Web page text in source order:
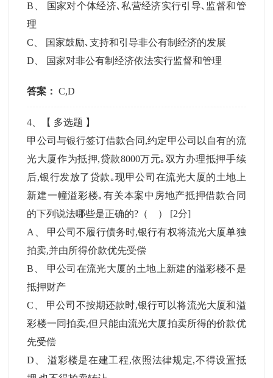
B
国家对个体经济､私营经济实行引导､监督和管
理
C
国家鼓励､支持和引导非公有制经济的发展
D
国家对非公有制经济依法实行监督和管理
答案： C,D
4 、【 多选题 】
甲公司与银行签订借款合同,约定甲公司以自有的流
光大厦作为抵押,贷款8000万元｡双方办理抵押手续
后,银行发放了贷款｡现甲公司在流光大厦的土地上
新建一幢溢彩楼｡有关本案中房地产抵押借款合同
的下列说法哪些是正确的?（ ） [2分]
A
甲公司不履行债务时,银行有权将流光大厦单独
拍卖,并由所得价款优先受偿
B
甲公司在流光大厦的土地上新建的溢彩楼不是
抵押财产
C
甲公司不按期还款时,银行可以将流光大厦和溢
彩楼一同拍卖,但只能由流光大厦拍卖所得的价款优
先受偿
D 、溢彩楼是在建工程,依照法律规定,不得设置抵